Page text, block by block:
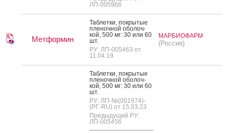
ЛП-005966
Метформин
Таб­летки, пок­ры­тые
пле­ноч­ной обо­лоч­
кой, 500 мг: 30 или 60
шт.
РУ: ЛП-005463 от
11.04.19
МАРБИОФАРМ
(Россия)
Таб­летки, пок­ры­тые
пле­ноч­ной обо­лоч­
кой, 500 мг: 30 или 60
шт.
РУ: ЛП-№(001974)-
(РГ-RU) от 15.03.23
Предыдущий РУ:
ЛП-005456